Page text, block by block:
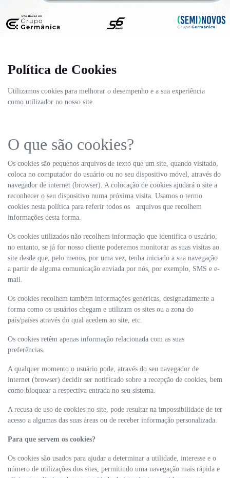
Política de Cookies
Utilizamos cookies para melhorar o desempenho e a sua experiência
como utilizador no nosso site.
O que são cookies?
Os cookies são pequenos arquivos de texto que um site, quando visitado,
coloca no computador do usuário ou no seu dispositivo móvel, através do
navegador de internet (browser). A colocação de cookies ajudará o site a
reconhecer o seu dispositivo numa próxima visita. Usamos o termo
cookies nesta política para referir todos os arquivos que recolhem
informações desta forma.
Os cookies utilizados não recolhem informação que identifica o usuário,
no entanto, se já for nosso cliente poderemos monitorar as suas visitas ao
site desde que, pelo menos, por uma vez, tenha iniciado a sua navegação
a partir de alguma comunicação enviada por nós, por exemplo, SMS e e-
mail.
Os cookies recolhem também informações genéricas, designadamente a
forma como os usuários chegam e utilizam os sites ou a zona do
país/países através do qual acedem ao site, etc.
Os cookies retêm apenas informação relacionada com as suas
preferências.
A qualquer momento o usuário pode, através do seu navegador de
internet (browser) decidir ser notificado sobre a recepção de cookies, bem
como bloquear a respectiva entrada no seu sistema.
A recusa de uso de cookies no site, pode resultar na impossibilidade de ter
acesso a algumas das suas áreas ou de receber informação personalizada.
Para que servem os cookies?
Os cookies são usados para ajudar a determinar a utilidade, interesse e o
número de utilizações dos sites, permitindo uma navegação mais rápida e